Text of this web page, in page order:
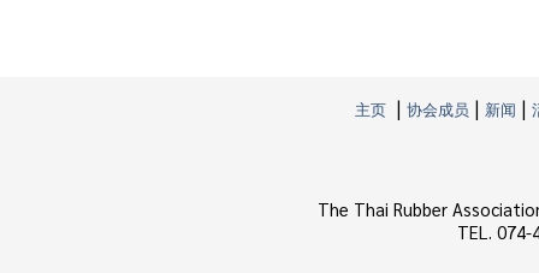
主页 | 协会成员 | 新闻 |
The Thai Rubber
TEL.